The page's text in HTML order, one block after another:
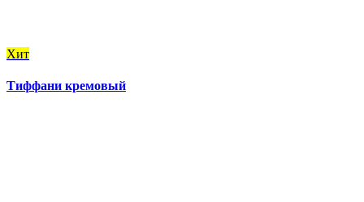
Хит
Тиффани кремовый